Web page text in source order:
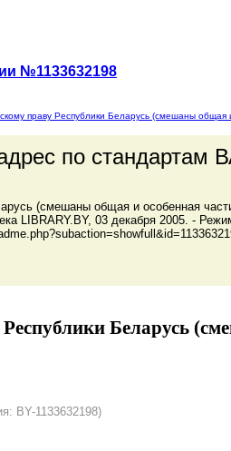
№1133632198
праву Республики Беларусь (смешаны
по стандартам
(смешаны общая и особенная
LIBRARY.BY, 03 декабря 2005. -
Беларусь
BY-1133632198)